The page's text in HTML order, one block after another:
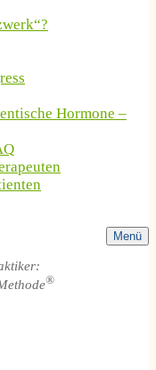
Hormone –
Menü
®